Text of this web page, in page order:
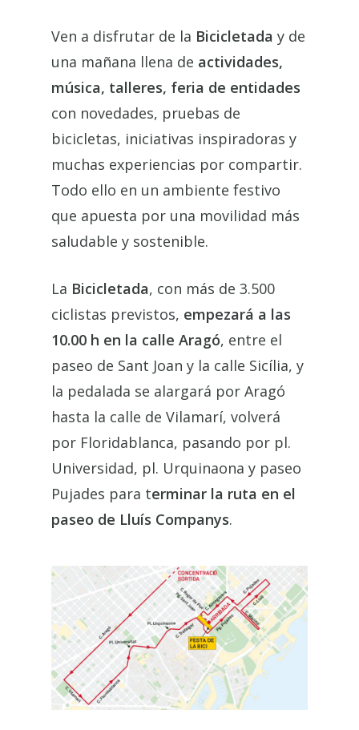
Ven a disfrutar de la Bicicletada y de
una mañana llena de actividades,
música, talleres, feria de entidades
con novedades, pruebas de
bicicletas, iniciativas inspiradoras y
muchas experiencias por compartir.
Todo ello en un ambiente festivo
que apuesta por una movilidad más
saludable y sostenible.
La Bicicletada, con más de 3.500
ciclistas previstos, empezará a las
10.00 h en la calle Aragó, entre el
paseo de Sant Joan y la calle Sicília, y
la pedalada se alargará por Aragó
hasta la calle de Vilamarí, volverá
por Floridablanca, pasando por pl.
Universidad, pl. Urquinaona y paseo
Pujades para terminar la ruta en el
paseo de Lluís Companys.